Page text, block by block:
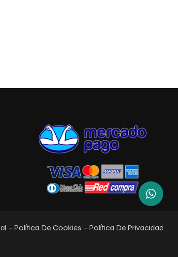
– Política De Cookies – Política De Privacidad